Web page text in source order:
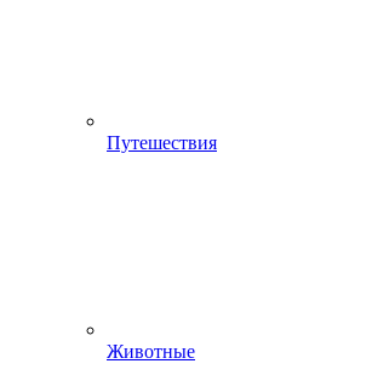
Путешествия
Животные